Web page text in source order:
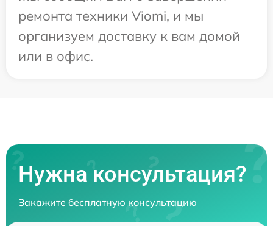
ремонта техники Viomi, и мы
организуем доставку к вам домой
или в офис.
Нужна консультация?
Закажите бесплатную консультацию